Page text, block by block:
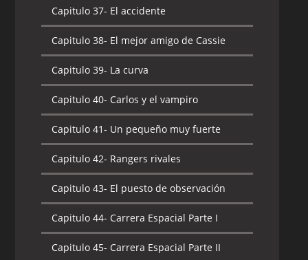
Capitulo 37- El accidente
Capitulo 38- El mejor amigo de Cassie
Capitulo 39- La curva
Capitulo 40- Carlos y el vampiro
Capitulo 41- Un pequeño muy fuerte
Capitulo 42- Rangers rivales
Capitulo 43- El puesto de observación
Capitulo 44- Carrera Espacial Parte I
Capitulo 45- Carrera Espacial Parte II